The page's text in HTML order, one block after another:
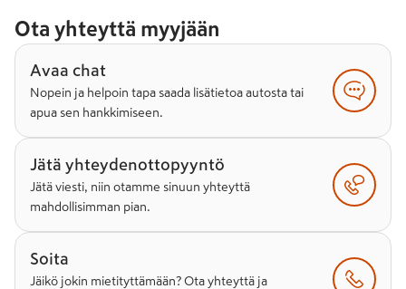
Ota yhteyttä myyjään
Avaa chat
Nopein ja helpoin tapa saada lisätietoa autosta tai
apua sen hankkimiseen.
Jätä yhteydenottopyyntö
Jätä viesti, niin otamme sinuun yhteyttä
mahdollisimman pian.
Soita
Jäikö jokin mietityttämään? Ota yhteyttä ja